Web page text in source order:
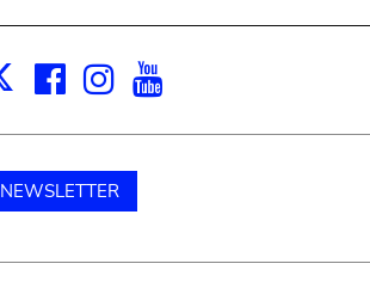
X Facebook
Instagram
NEWSLETTER